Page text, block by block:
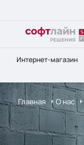
Интернет-магазин
Главная О нас